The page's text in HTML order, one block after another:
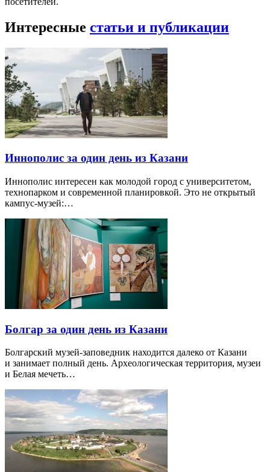
Интересные статьи и публикации
Иннополис за один день из Казани
Иннополис интересен как молодой город с университетом,
технопарком и современной планировкой. Это не открытый
кампус-музей:…
Болгар за один день из Казани
Болгарский музей-заповедник находится далеко от Казани
и занимает полный день. Археологическая территория, музеи
и Белая мечеть…